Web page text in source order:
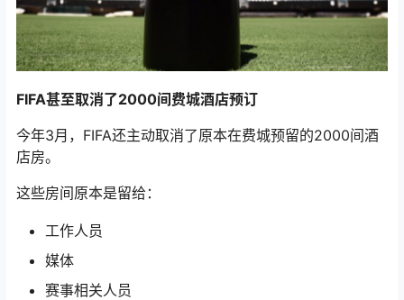
FIFA甚至取消了2000间费城酒店预订
今年3月，FIFA还主动取消了原本在费城预留的2000间酒
店房。
这些房间原本是留给：
工作人员
媒体
赛事相关人员